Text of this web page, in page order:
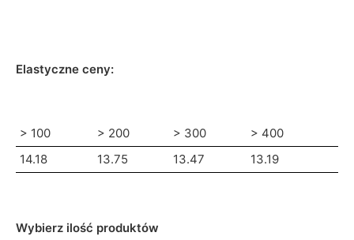
Elastyczne ceny:
> 100 > 200 > 300
> 400
14.18
13.75 13.47 13.19
Wybierz ilość produktów